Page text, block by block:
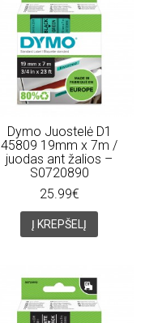
Dymo Juostelė D1
45809 19mm x 7m /
juodas ant žalios –
S0720890
25.99€
Į KREPŠELĮ